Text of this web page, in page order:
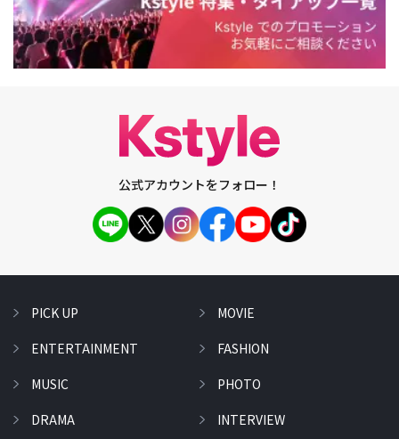
公式アカウントをフォロー！
PICK UP
ENTERTAINMENT
MUSIC
DRAMA
MOVIE
FASHION
PHOTO
INTERVIEW